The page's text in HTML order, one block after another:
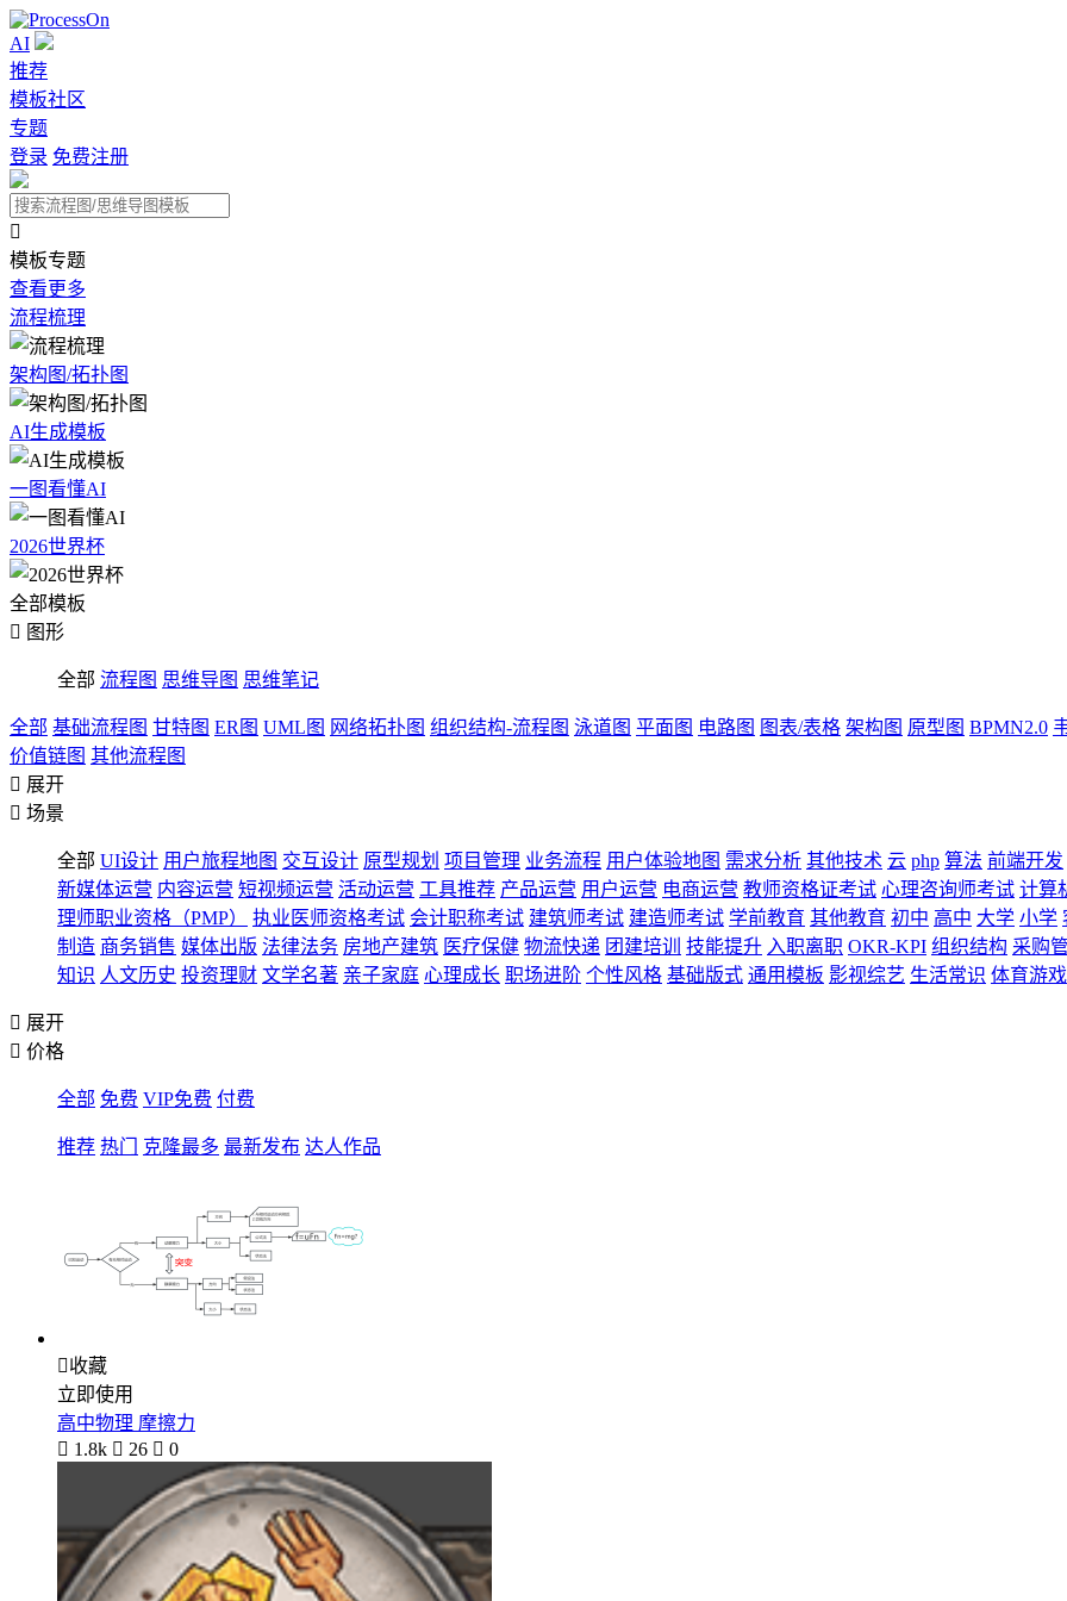
AI
推荐
模板社区
专题
登录 免费注册

模板专题
查看更多
流程梳理
架构图/拓扑图
AI生成模板
一图看懂AI
2026世界杯
全部模板
 图形
全部 流程图 思维导图 思维笔记
全部 基础流程图 甘特图 ER图 UML图 网络拓扑图 组织结构-流程图 泳道图 平面图 电路图 图表/表格 架构图 原型图 BPMN2.0
价值链图 其他流程图
 展开
 场景
全部 UI设计 用户旅程地图 交互设计 原型规划 项目管理 业务流程 用户体验地图 需求分析 其他技术 云 php 算法 前端开发
新媒体运营 内容运营 短视频运营 活动运营 工具推荐 产品运营 用户运营 电商运营 教师资格证考试 心理咨询师考试 计算
理师职业资格（PMP）
执业医师资格考试 会计职称考试 建筑师考试 建造师考试 学前教育 其他教育 初中 高中 大学 小学
制造 商务销售 媒体出版 法律法务 房地产建筑 医疗保健 物流快递 团建培训 技能提升 入职离职 OKR-KPI 组织结构 采购
知识 人文历史 投资理财 文学名著 亲子家庭 心理成长 职场进阶 个性风格 基础版式 通用模板 影视综艺 生活常识 体育游戏
 展开
 价格
全部 免费 VIP免费 付费
推荐 热门 克隆最多 最新发布 达人作品
收藏
立即使用
高中物理 摩擦力
 1.8k  26  0